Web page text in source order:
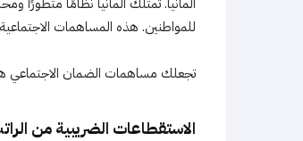
للمواطنين. هذه المساهمات
تجعلك مساهمات الضمان الاجتماعي
الاستقطاعات الضريبية من